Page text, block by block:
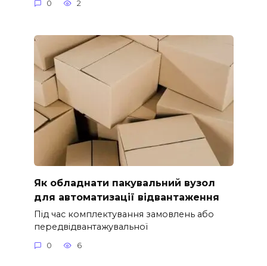
0 2
Як обладнати пакувальний вузол
для автоматизації відвантаження
Під час комплектування замовлень або
передвідвантажувальної
0 6